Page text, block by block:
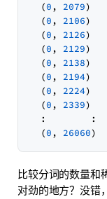
  (
0 , 2079
  (
0 , 2106
  (
0 , 2126
  (
0 , 2129
  (
0 , 2138
  (
0 , 2194
  (
0 , 2224
  (
0 , 2339
  :        :
  (
0 , 26060
比较分词的数量和
对劲的地方？没错